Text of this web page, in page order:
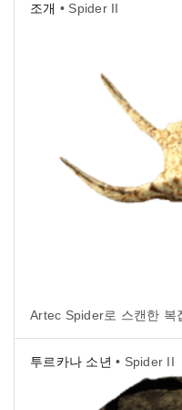
조개 • Spider II
Artec Spider로 스캔한 복
투르카나 소년 • Spider II